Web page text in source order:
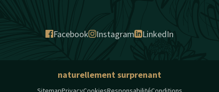
Facebook Instagram LinkedIn
naturellement surprenant